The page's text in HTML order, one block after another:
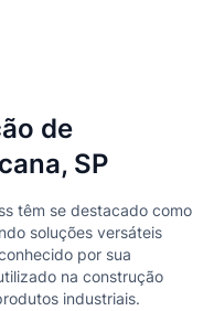
de
SP
têm se destacado como
soluções versáteis
por sua
na construção
industriais.